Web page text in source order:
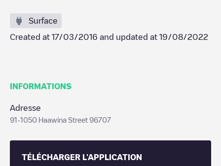
Surface
Created at 17/03/2016 and updated at 19/08/2022
INFORMATIONS
Adresse
91-1050 Haawina Street 96707
TÉLÉCHARGER L'APPLICATION